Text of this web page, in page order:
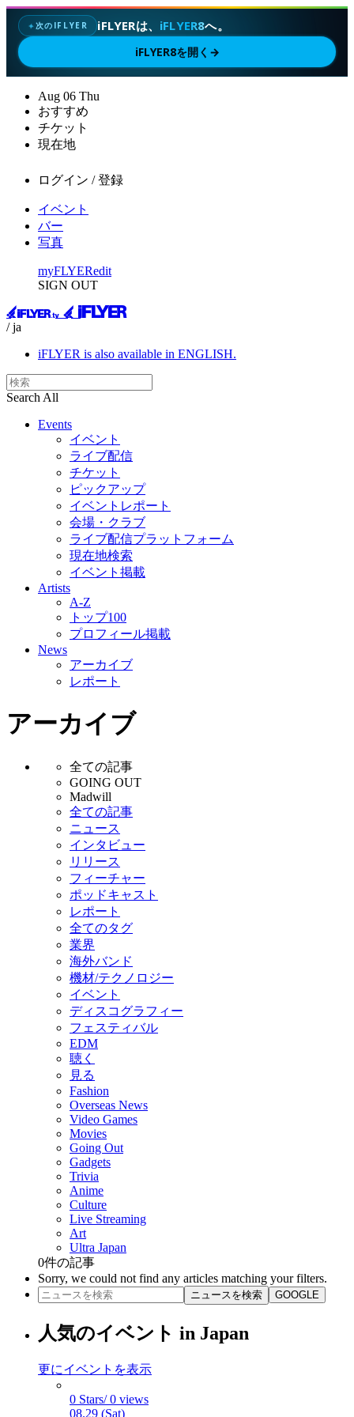
✦次のIFLYER iFLYERは、 iFLYER8へ。
iFLYER8を開く →
Aug 06 Thu
おすすめ
チケット
現在地
ログイン / 登録
イベント
バー
写真
myFLYERedit
SIGN OUT
/ ja
iFLYER is also available in ENGLISH.
Search All
Events
イベント
ライブ配信
チケット
ピックアップ
イベントレポート
会場・クラブ
ライブ配信プラットフォーム
現在地検索
イベント掲載
Artists
A-Z
トップ100
プロフィール掲載
News
アーカイブ
レポート
アーカイブ
全ての記事
GOING OUT
Madwill
全ての記事
ニュース
インタビュー
リリース
フィーチャー
ポッドキャスト
レポート
全てのタグ
業界
海外バンド
機材/テクノロジー
イベント
ディスコグラフィー
フェスティバル
EDM
聴く
見る
Fashion
Overseas News
Video Games
Movies
Going Out
Gadgets
Trivia
Anime
Culture
Live Streaming
Art
Ultra Japan
0件の記事
Sorry, we could not find any articles matching your filters.
ニュースを検索 GOOGLE
人気のイベント in Japan
更にイベントを表示
0 Stars/ 0 views
08.29 (Sat)